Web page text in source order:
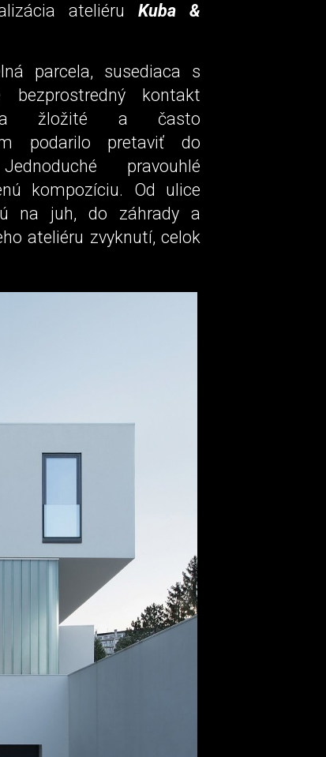
ateliéru Kuba &
parcela, susediaca s
kontakt
žložité a často
podarilo pretaviť do
pravouhlé
kompozíciu. Od ulice
na juh, do záhrady a
ateliéru zvyknutí, celok